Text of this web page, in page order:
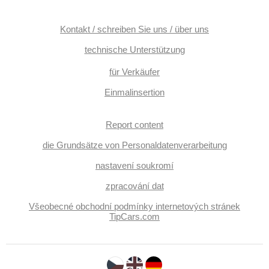
asistent jízdy v jízdním pruhu, Uhr Spur, hlídání provozu při
couvání (RCTA), ABS
Kontakt / schreiben Sie uns / über uns
technische Unterstützung
für Verkäufer
Einmalinsertion
Report content
die Grundsätze von Personaldatenverarbeitung
nastavení soukromí
zpracování dat
Všeobecné obchodní podmínky internetových stránek
TipCars.com